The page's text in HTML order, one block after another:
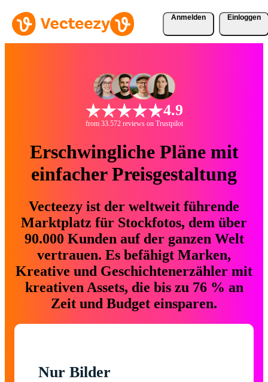
Anmelden Einloggen
4.9
from 33.572 reviews on Trustpilot
Erschwingliche Pläne mit
einfacher Preisgestaltung
Vecteezy ist der weltweit führende
Marktplatz für Stockfotos, dem über
90.000 Kunden auf der ganzen Welt
vertrauen. Es befähigt Marken,
Kreative und Geschichtenerzähler mit
kreativen Assets, die bis zu 76 % an
Zeit und Budget einsparen.
Nur Bilder